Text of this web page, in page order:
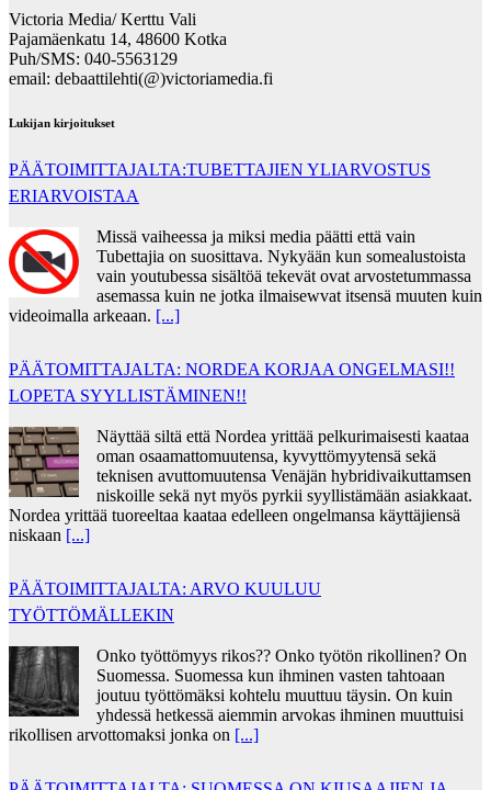
Victoria Media/ Kerttu Vali
Pajamäenkatu 14, 48600 Kotka
Puh/SMS: 040-5563129
email: debaattilehti(@)victoriamedia.fi
Lukijan kirjoitukset
PÄÄTOIMITTAJALTA:TUBETTAJIEN YLIARVOSTUS
ERIARVOISTAA
Missä vaiheessa ja miksi media päätti että vain
Tubettajia on suosittava. Nykyään kun somealustoista
vain youtubessa sisältöä tekevät ovat arvostetummassa
asemassa kuin ne jotka ilmaisewvat itsensä muuten kuin
videoimalla arkeaan. [...]
PÄÄTOMITTAJALTA: NORDEA KORJAA ONGELMASI!!
LOPETA SYYLLISTÄMINEN!!
Näyttää siltä että Nordea yrittää pelkurimaisesti kaataa
oman osaamattomuutensa, kyvyttömyytensä sekä
teknisen avuttomuutensa Venäjän hybridivaikuttamsen
niskoille sekä nyt myös pyrkii syyllistämään asiakkaat.
Nordea yrittää tuoreeltaa kaataa edelleen ongelmansa käyttäjiensä
niskaan [...]
PÄÄTOIMITTAJALTA: ARVO KUULUU
TYÖTTÖMÄLLEKIN
Onko työttömyys rikos?? Onko työtön rikollinen? On
Suomessa. Suomessa kun ihminen vasten tahtoaan
joutuu työttömäksi kohtelu muuttuu täysin. On kuin
yhdessä hetkessä aiemmin arvokas ihminen muuttuisi
rikollisen arvottomaksi jonka on [...]